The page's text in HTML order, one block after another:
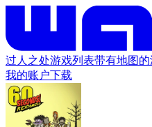
过人之处游戏列表带有地图
我的账户下载